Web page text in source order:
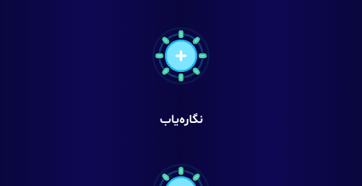
نگاره‌‎یاب